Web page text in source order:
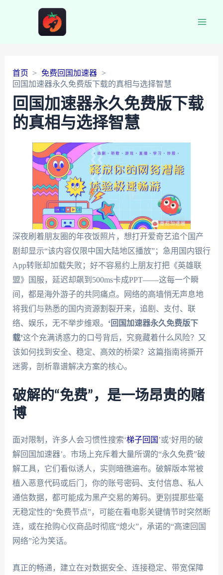
首页
免费回国加速器
回国加速器永久免费版下载的真相与选择智慧
回国加速器永久免费版下载
的真相与选择智慧
深夜刷着朋友圈的年夜饭照片，想打开爱奇艺追个国产
剧却显示“该内容仅限中国大陆地区播放”；急用国内银行
App转账却加载失败；好不容易约上朋友打把《英雄联
盟》国服，延迟却飙到500ms卡成PPT——这每一个瞬
间，都是海外游子的共同痛点。网络的高墙悄无声息地
将我们与熟悉的国内资源割裂开来，追剧、支付、联
络、娱乐，无不举步维艰。 ‘回国加速器永久免费版下
载’这个充满诱惑力的口号背后，究竟藏着什么风险？又
该如何找到安全、稳定、高效的桥梁？这篇指南将撕开
迷雾，剖析靠谱解决方案的核心。
破解的“免费”，是一场昂贵的赌
博
面对限制，许多人会习惯性搜索‘梯子回国 ’或‘好用的破
解回国加速器’。市场上充斥着大量所谓的“永久免费”破
解工具，它们看似诱人，实则暗礁遍布。破解版本常被
植入恶意代码或后门，你的账号密码、支付信息、私人
通信数据，都可能成为黑产交易的筹码。更别提那些毫
无稳定性的“免费节点”，可能在看电影关键情节时突然断
连，或在抢购心仪商品时彻底“熄火”，承诺的“高速回国
网络”沦为笑话。
真正的畅通，建立在对数据安全、连接稳定、带宽保障